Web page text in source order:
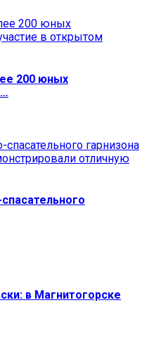
200 юных
в Магнитогорске